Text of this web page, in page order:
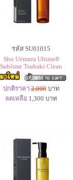
รหัส SU01015
Shu Uemura Ultime8
Sublime Tsubaki Clean
ปกติราคา 2,000บาท
ลดเหลือ 1,300 บาท